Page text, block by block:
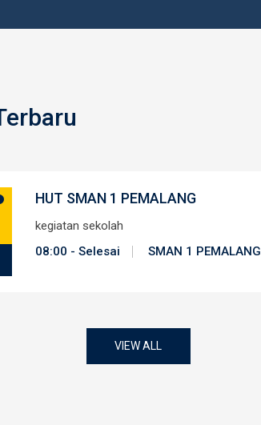
HUT SMAN 1 PEMALANG
kegiatan sekolah
08:00 - Selesai
SMAN 1 PEMALANG
VIEW ALL